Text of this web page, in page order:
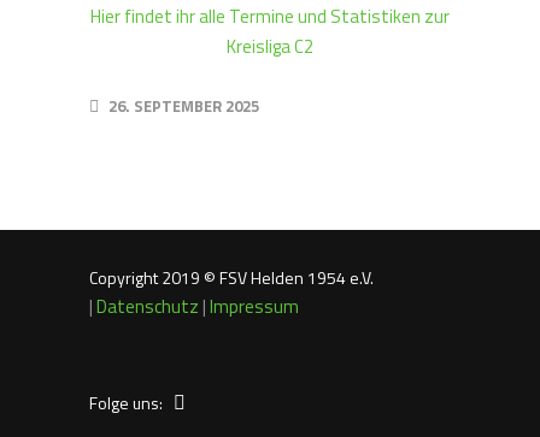
Hier findet ihr alle Termine und Statistiken zur
Kreisliga C2
26. SEPTEMBER 2025
Copyright 2019 © FSV Helden 1954 e.V.
|Datenschutz |Impressum
Folge uns: